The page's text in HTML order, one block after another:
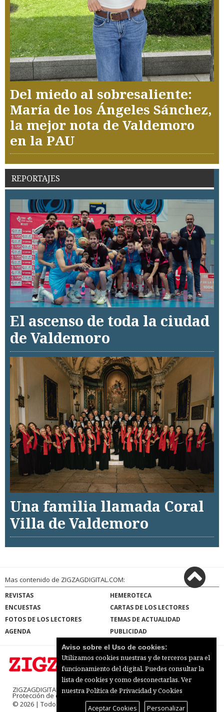
Del miedo al sobresaliente:
María de los Ángeles Sánchez,
la mejor nota de Valdemoro
en la PAU
REPORTAJES
El ascenso de toda la ciudad
de Valdemoro
Una familia llamada Coral
Villa de Valdemoro
Mas contenido de ZIGZAGDIGITAL.COM:
REVISTAS
HEMEROTECA
ENCUESTAS
CARTAS DE LOS LECTORES
FOTOS DE LOS LECTORES
TEMAS DE ACTUALIDAD
AGENDA
PUBLICIDAD
ZIGZAGDIGITAL.COM |Términos de uso|
Protección de datos|Mapa del sitio
© 2026 | Todos los derechos reservados
Aviso sobre el Uso de cookies:
Utilizamos cookies nuestras y de terceros para el
funcionamiento del digital. Puedes consultar la
lista de cookies y como desconectarlas. Ver
nuestra Política de Privacidad y Cookies
Aceptar Cookies
Personalizar